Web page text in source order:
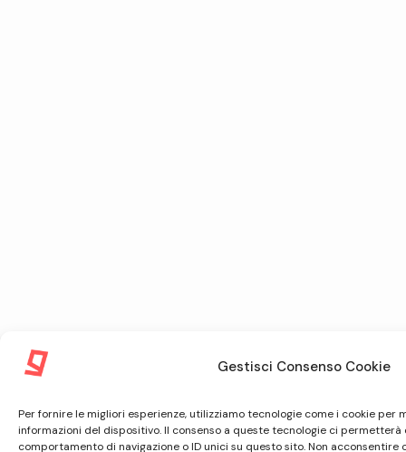
Gestisci Consenso Cookie
Per fornire le migliori esperienze, utilizziamo tecnologie come i cookie per
informazioni del dispositivo. Il consenso a queste tecnologie ci
comportamento di navigazione o ID unici su questo sito. Non